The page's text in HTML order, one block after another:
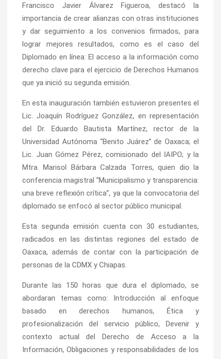
Francisco Javier Álvarez Figueroa, destacó la
importancia de crear alianzas con otras instituciones
y dar seguimiento a los convenios firmados, para
lograr mejores resultados, como es el caso del
Diplomado en línea: El acceso a la información como
derecho clave para el ejercicio de Derechos Humanos
que ya inició su segunda emisión.
En esta inauguración también estuvieron presentes el
Lic. Joaquín Rodríguez González, en representación
del Dr. Eduardo Bautista Martínez, rector de la
Universidad Autónoma “Benito Juárez” de Oaxaca; el
Lic. Juan Gómez Pérez, comisionado del IAIPO; y la
Mtra. Marisol Bárbara Calzada Torres, quien dio la
conferencia magistral “Municipalismo y transparencia:
una breve reflexión crítica”, ya que la convocatoria del
diplomado se enfocó al sector público municipal.
Esta segunda emisión cuenta con 30 estudiantes,
radicados en las distintas regiones del estado de
Oaxaca, además de contar con la participación de
personas de la CDMX y Chiapas.
Durante las 150 horas que dura el diplomado, se
abordaran temas como: Introducción al enfoque
basado en derechos humanos, Ética y
profesionalización del servicio público, Devenir y
contexto actual del Derecho de Acceso a la
Información, Obligaciones y responsabilidades de los